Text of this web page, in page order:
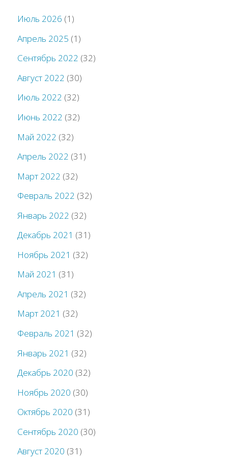
Июль 2026 (1)
Апрель 2025 (1)
Сентябрь 2022 (32)
Август 2022 (30)
Июль 2022 (32)
Июнь 2022 (32)
Май 2022 (32)
Апрель 2022 (31)
Март 2022 (32)
Февраль 2022 (32)
Январь 2022 (32)
Декабрь 2021 (31)
Ноябрь 2021 (32)
Май 2021 (31)
Апрель 2021 (32)
Март 2021 (32)
Февраль 2021 (32)
Январь 2021 (32)
Декабрь 2020 (32)
Ноябрь 2020 (30)
Октябрь 2020 (31)
Сентябрь 2020 (30)
Август 2020 (31)